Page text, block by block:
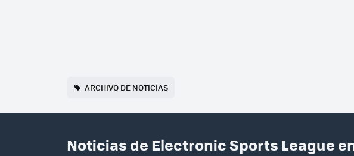
ARCHIVO DE NOTICIAS
Noticias de Electronic Sports League